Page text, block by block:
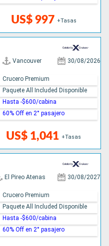
US$ 997 +Tasas
Vancouver 30/08/2026
US$ 1,041 +Tasas
Crucero Premium
Paquete All Included Disponible
Hasta -$600/cabina
60% Off en 2° pasajero
El Pireo Atenas 30/08/2027
Crucero Premium
Paquete All Included Disponible
Hasta -$600/cabina
60% Off en 2° pasajero